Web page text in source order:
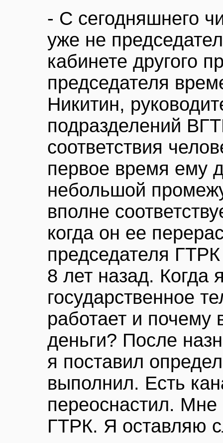
- С сегодняшнего
уже не
кабинете другого
председателя
Никитин,
подразделений
соответствия
первое время ему
небольшой
вполне
когда он ее
председателя
8 лет назад. Когда
государственное
работает и почему
деньги? После
я поставил
выполнил. Есть
переоснастил. Мне
ГТРК. Я оставляю